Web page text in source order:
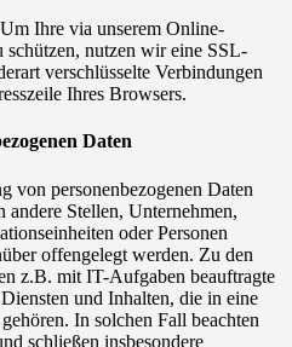
Ihre via unserem Online-
nutzen wir eine SSL-
verschlüsselte Verbindungen
Ihres Browsers.
Daten
von personenbezogenen Daten
andere Stellen, Unternehmen,
oder Personen
offengelegt werden. Zu den
z.B. mit IT-Aufgaben beauftragte
und Inhalten, die in eine
In solchen Fall beachten
schließen insbesondere